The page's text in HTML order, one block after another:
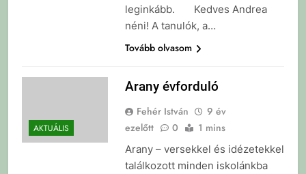
leginkább. Kedves Andrea
néni! A tanulók, a…
Tovább olvasom
AKTUÁLIS
Arany évforduló
Fehér István
9 év
ezelőtt
0 1 mins
Arany – versekkel és idézetekkel
találkozott minden iskolánkba